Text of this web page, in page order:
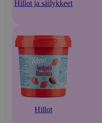
Hillot ja säilykkeet
Hillot